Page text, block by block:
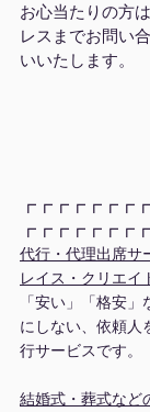
お心当たりの方
レスまでお問い
いいたします。
代行・代理出席サ
レイス・クリエイ
「安い」「格安
にしない、依頼人
行サービスです。
結婚式・葬式など